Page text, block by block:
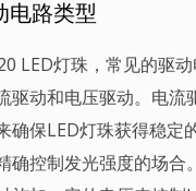
电路类型
LED灯珠，常见的驱
驱动和电压驱动。电流
确保LED灯珠获得稳定
确控制发光强度的场合